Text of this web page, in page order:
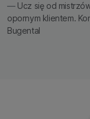
Ucz się od
opornym klientem.
Bugental